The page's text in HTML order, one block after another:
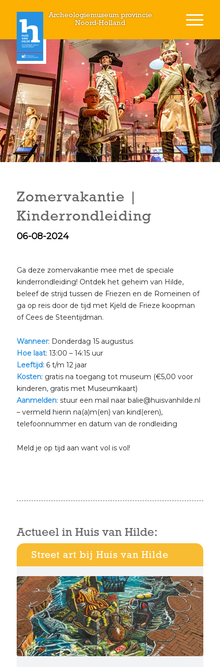
Archeologiemuseum provincie
Noord-Holland
Zomervakantie |
Kinderrondleiding
06-08-2024
Ga deze zomervakantie mee met de speciale
kinderrondleiding! Ontdek het geheim van Hilde,
beleef de strijd tussen de Friezen en de Romeinen of
ga op reis door de tijd met Kjeld de Frieze koopman
of Cees de Steentijdman.
Wanneer: Donderdag 15 augustus
Hoe laat: 13:00 – 14:15 uur
Leeftijd: 6 t/m 12 jaar
Kosten: gratis na toegang tot museum (€5,00 voor
kinderen, gratis met Museumkaart)
Aanmelden: stuur een mail naar balie@huisvanhilde.nl
– vermeld hierin na(a)m(en) van kind(eren),
telefoonnummer en datum van de rondleiding
Meld je op tijd aan want vol is vol!
Actueel in Huis van Hilde:
Street art bij Huis van Hilde